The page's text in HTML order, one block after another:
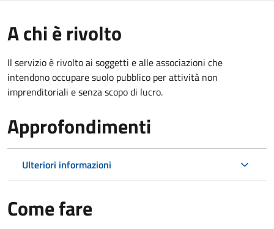
A chi è rivolto
Il servizio è rivolto ai soggetti e alle associazioni che
intendono occupare suolo pubblico per attività non
imprenditoriali e senza scopo di lucro.
Approfondimenti
Ulteriori informazioni
Come fare